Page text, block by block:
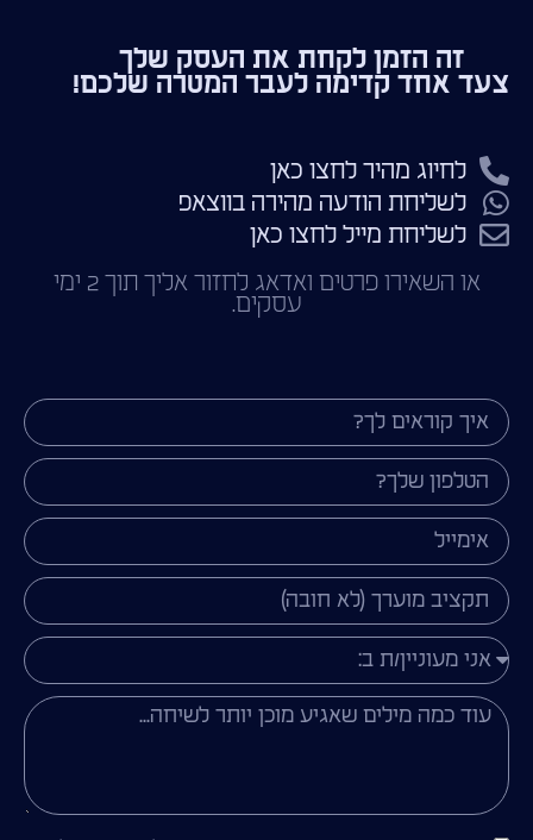
זה הזמן לקחת את העסק שלך
צעד אחד קדימה לעבר המטרה שלכם!
או השאירו פרטים ואדאג לחזור אליך תוך 2 ימי
עסקים.
לחיוג מהיר לחצו כאן
לשליחת הודעה מהירה בווצאפ
לשליחת מייל לחצו כאן